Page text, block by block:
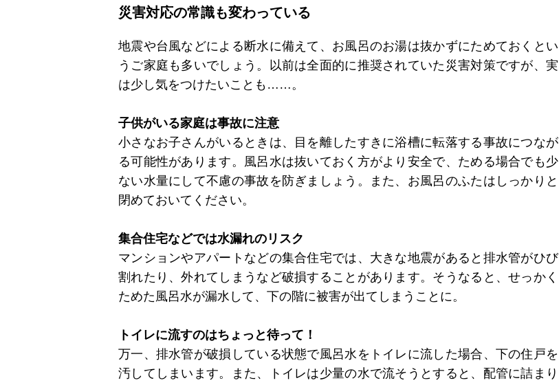
災害対応の常識も変わっている
地震や台風などによる断水に備えて、お風呂のお湯は抜かずにためておくとい
うご家庭も多いでしょう。以前は全面的に推奨されていた災害対策ですが、実
は少し気をつけたいことも……。
子供がいる家庭は事故に注意
小さなお子さんがいるときは、目を離したすきに浴槽に転落する事故につなが
る可能性があります。風呂水は抜いておく方がより安全で、ためる場合でも少
ない水量にして不慮の事故を防ぎましょう。また、お風呂のふたはしっかりと
閉めておいてください。
集合住宅などでは水漏れのリスク
マンションやアパートなどの集合住宅では、大きな地震があると排水管がひび
割れたり、外れてしまうなど破損することがあります。そうなると、せっかく
ためた風呂水が漏水して、下の階に被害が出てしまうことに。
トイレに流すのはちょっと待って！
万一、排水管が破損している状態で風呂水をトイレに流した場合、下の住戸を
汚してしまいます。また、トイレは少量の水で流そうとすると、配管に詰まり